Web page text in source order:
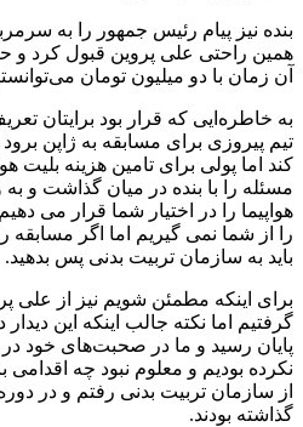
بنده نیز پیام رئیس جمهور را به
همین راحتی علی پروین قبول کرد و
آن زمان با دو میلیون تومان
به خاطره‌ایی که قرار بود برایتان
تیم پیروزی برای مسابقه به ژاپن برود
کند اما پولی برای تامین هزینه بلیت
مسئله را با بنده در میان گذاشت و
هواپیما را در اختیار شما قرار می
را از شما نمی گیریم اما اگر مسابقه
باید به سازمان تربیت بدنی پس بدهید.
برای اینکه مطمئن شویم نیز از علی
گرفتیم اما نکته جالب اینکه این
پایان رسید و ما در صحبت‌های خود
نکرده بودیم و معلوم نبود چه اقدامی
از سازمان تربیت بدنی رفتم و در
گذاشته بودند.